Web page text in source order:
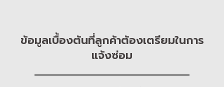
ข้อมูลเบื้องต้นที่ลูกค้าต้องเตรียมในการ
แจ้งซ่อม